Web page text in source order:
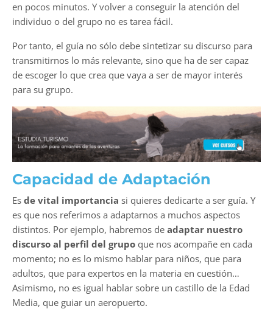
en pocos minutos. Y volver a conseguir la atención del
individuo o del grupo no es tarea fácil.
Por tanto, el guía no sólo debe sintetizar su discurso para
transmitirnos lo más relevante, sino que ha de ser capaz
de escoger lo que crea que vaya a ser de mayor interés
para su grupo.
Capacidad de Adaptación
Es de vital importancia si quieres dedicarte a ser guía. Y
es que nos referimos a adaptarnos a muchos aspectos
distintos. Por ejemplo, habremos de adaptar nuestro
discurso al perfil del grupo que nos acompañe en cada
momento; no es lo mismo hablar para niños, que para
adultos, que para expertos en la materia en cuestión…
Asimismo, no es igual hablar sobre un castillo de la Edad
Media, que guiar un aeropuerto.